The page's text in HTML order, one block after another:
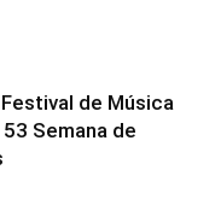
de Música
Semana de